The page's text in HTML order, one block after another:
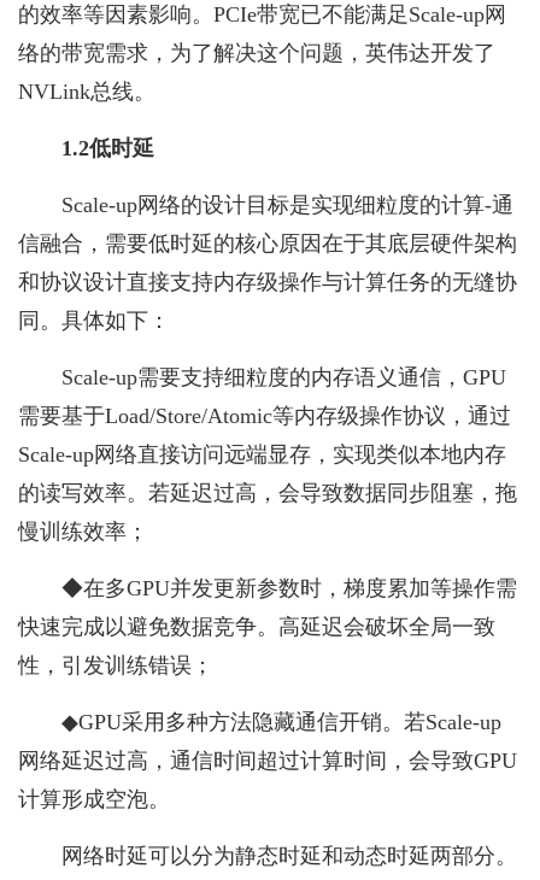
的效率等因素影响。PCIe带宽已不能满足Scale-up网
络的带宽需求，为了解决这个问题，英伟达开发了
NVLink总线。
1.2低时延
Scale-up网络的设计目标是实现细粒度的计算-通
信融合，需要低时延的核心原因在于其底层硬件架构
和协议设计直接支持内存级操作与计算任务的无缝协
同。具体如下：
Scale-up需要支持细粒度的内存语义通信，GPU
需要基于Load/Store/Atomic等内存级操作协议，通过
Scale-up网络直接访问远端显存，实现类似本地内存
的读写效率。若延迟过高，会导致数据同步阻塞，拖
慢训练效率；
◆在多GPU并发更新参数时，梯度累加等操作需
快速完成以避免数据竞争。高延迟会破坏全局一致
性，引发训练错误；
◆GPU采用多种方法隐藏通信开销。若Scale-up
网络延迟过高，通信时间超过计算时间，会导致GPU
计算形成空泡。
网络时延可以分为静态时延和动态时延两部分。